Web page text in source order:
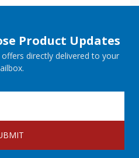
Product Updates
directly delivered to your